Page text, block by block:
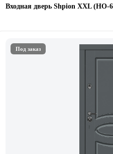
Входная дверь Shpion XXL (НО-
Под заказ